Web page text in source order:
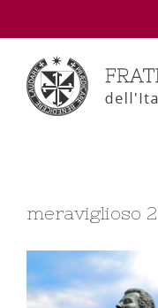
meraviglioso 2